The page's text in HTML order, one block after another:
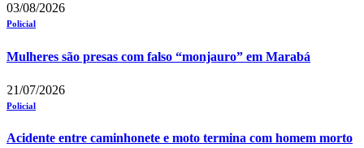
03/08/2026
Policial
Mulheres são presas com falso “monjauro” em Marabá
21/07/2026
Policial
Acidente entre caminhonete e moto termina com homem morto